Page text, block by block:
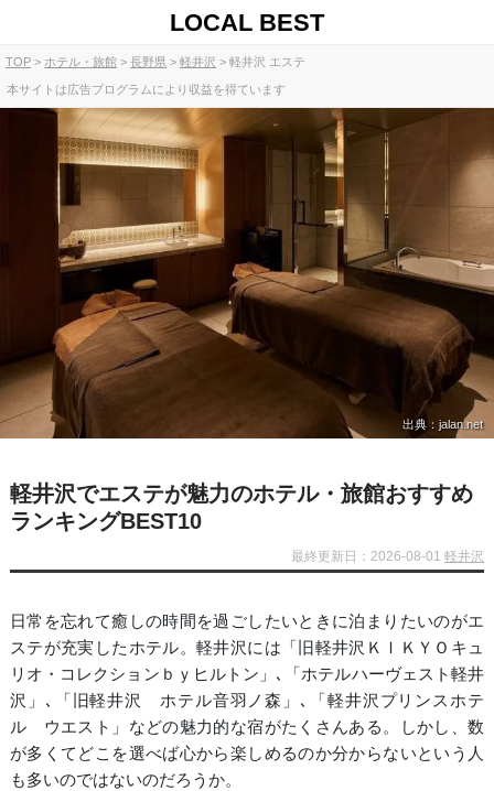
LOCAL BEST
TOP ホテル・旅館 長野県 軽井沢 軽井沢 エステ
本サイトは広告プログラムにより収益を得ています
出典：jalan.net
軽井沢でエステが魅力のホテル・旅館おすすめ
ランキングBEST10
最終更新日：2026-08-01軽井沢
日常を忘れて癒しの時間を過ごしたいときに泊まりたいのがエ
ステが充実したホテル。軽井沢には「旧軽井沢ＫＩＫＹＯキュ
リオ・コレクションｂｙヒルトン」､「ホテルハーヴェスト軽井
沢」､「旧軽井沢 ホテル音羽ノ森」､「軽井沢プリンスホテ
ル ウエスト」などの魅力的な宿がたくさんある。しかし、数
が多くてどこを選べば心から楽しめるのか分からないという人
も多いのではないのだろうか。